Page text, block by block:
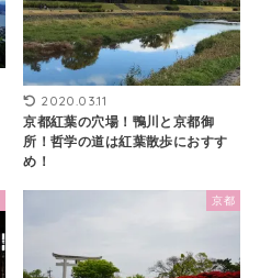
2020.03.11
京都紅葉の穴場！鴨川と京都御
所！哲学の道は紅葉散歩におすす
め！
京都